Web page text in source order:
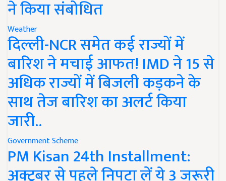
ने किया संबोधित
Weather
दिल्ली-NCR समेत कई राज्यों में
बारिश ने मचाई आफत! IMD ने 15 से
अधिक राज्यों में बिजली कड़कने के
साथ तेज बारिश का अलर्ट किया
जारी..
Government Scheme
PM Kisan 24th Installment: